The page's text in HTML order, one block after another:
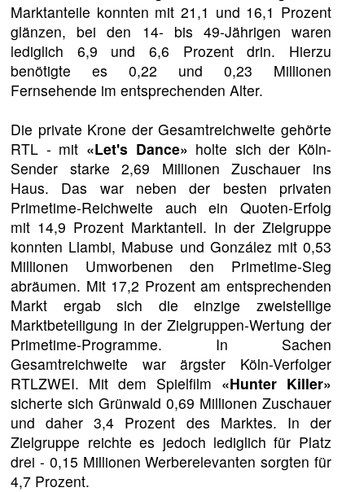
Marktanteile konnten mit 21,1 und 16,1 Prozent
glänzen, bei den 14- bis 49-Jährigen waren
lediglich 6,9 und 6,6 Prozent drin. Hierzu
benötigte es 0,22 und 0,23 Millionen
Fernsehende im entsprechenden Alter.
Die private Krone der Gesamtreichweite gehörte
RTL - mit «Let's Dance» holte sich der Köln-
Sender starke 2,69 Millionen Zuschauer ins
Haus. Das war neben der besten privaten
Primetime-Reichweite auch ein Quoten-Erfolg
mit 14,9 Prozent Marktanteil. In der Zielgruppe
konnten Llambi, Mabuse und González mit 0,53
Millionen Umworbenen den Primetime-Sieg
abräumen. Mit 17,2 Prozent am entsprechenden
Markt ergab sich die einzige zweistellige
Marktbeteiligung in der Zielgruppen-Wertung der
Primetime-Programme. In Sachen
Gesamtreichweite war ärgster Köln-Verfolger
RTLZWEI. Mit dem Spielfilm «Hunter Killer»
sicherte sich Grünwald 0,69 Millionen Zuschauer
und daher 3,4 Prozent des Marktes. In der
Zielgruppe reichte es jedoch lediglich für Platz
drei - 0,15 Millionen Werberelevanten sorgten für
4,7 Prozent.